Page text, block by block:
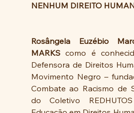
NENHUM DIREITO
Rosângela Euzébio
MARKS como é
Defensora de Direitos
Movimento Negro –
Combate ao Racismo de
do Coletivo